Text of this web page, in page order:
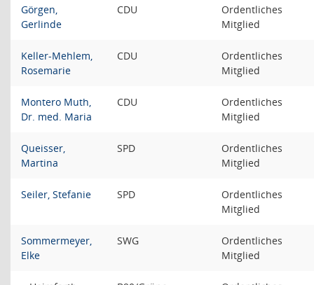
Görgen,
Gerlinde
CDU
Ordentliches
Mitglied
Keller-Mehlem,
Rosemarie
CDU
Ordentliches
Mitglied
Montero Muth,
Dr. med. Maria
CDU
Ordentliches
Mitglied
Queisser,
Martina
SPD
Ordentliches
Mitglied
Seiler, Stefanie SPD
Ordentliches
Mitglied
Sommermeyer,
Elke
SWG
Ordentliches
Mitglied